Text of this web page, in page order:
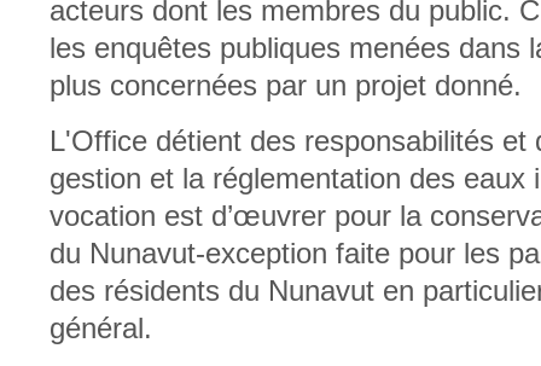
acteurs dont les membres du public.
les enquêtes publiques menées dans
plus concernées par un projet donné.
L'Office détient des responsabilités
gestion et la réglementation des eaux
vocation est d’œuvrer pour la
du Nunavut-exception faite pour les
des résidents du Nunavut en
général.